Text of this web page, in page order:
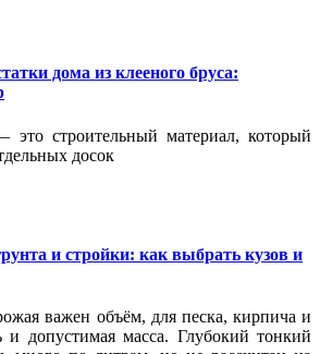
дома из клееного бруса:
строительный материал, который
досок
и стройки: как выбрать кузов и
важен объём, для песка, кирпича и
допустимая масса. Глубокий тонкий